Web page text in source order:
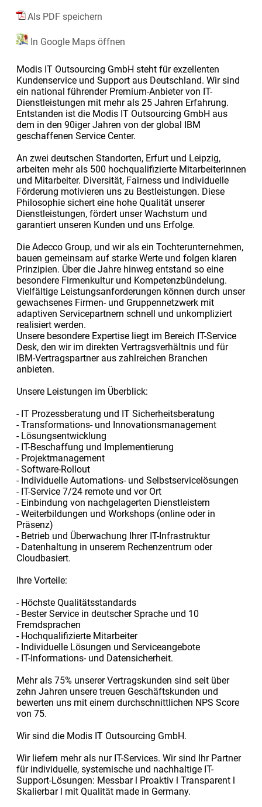
Als PDF speichern
In Google Maps öffnen
Modis IT Outsourcing GmbH steht für exzellenten
Kundenservice und Support aus Deutschland. Wir sind
ein national führender Premium-Anbieter von IT-
Dienstleistungen mit mehr als 25 Jahren Erfahrung.
Entstanden ist die Modis IT Outsourcing GmbH aus
dem in den 90iger Jahren von der global IBM
geschaffenen Service Center.
An zwei deutschen Standorten, Erfurt und Leipzig,
arbeiten mehr als 500 hochqualifizierte Mitarbeiterinnen
und Mitarbeiter. Diversität, Fairness und individuelle
Förderung motivieren uns zu Bestleistungen. Diese
Philosophie sichert eine hohe Qualität unserer
Dienstleistungen, fördert unser Wachstum und
garantiert unseren Kunden und uns Erfolge.
Die Adecco Group, und wir als ein Tochterunternehmen,
bauen gemeinsam auf starke Werte und folgen klaren
Prinzipien. Über die Jahre hinweg entstand so eine
besondere Firmenkultur und Kompetenzbündelung.
Vielfältige Leistungsanforderungen können durch unser
gewachsenes Firmen- und Gruppennetzwerk mit
adaptiven Servicepartnern schnell und unkompliziert
realisiert werden.
Unsere besondere Expertise liegt im Bereich IT-Service
Desk, den wir im direkten Vertragsverhältnis und für
IBM-Vertragspartner aus zahlreichen Branchen
anbieten.
Unsere Leistungen im Überblick:
- IT Prozessberatung und IT Sicherheitsberatung
- Transformations- und Innovationsmanagement
- Lösungsentwicklung
- IT-Beschaffung und Implementierung
- Projektmanagement
- Software-Rollout
- Individuelle Automations- und Selbstservicelösungen
- IT-Service 7/24 remote und vor Ort
- Einbindung von nachgelagerten Dienstleistern
- Weiterbildungen und Workshops (online oder in
Präsenz)
- Betrieb und Überwachung Ihrer IT-Infrastruktur
- Datenhaltung in unserem Rechenzentrum oder
Cloudbasiert.
Ihre Vorteile:
- Höchste Qualitätsstandards
- Bester Service in deutscher Sprache und 10
Fremdsprachen
- Hochqualifizierte Mitarbeiter
- Individuelle Lösungen und Serviceangebote
- IT-Informations- und Datensicherheit.
Mehr als 75% unserer Vertragskunden sind seit über
zehn Jahren unsere treuen Geschäftskunden und
bewerten uns mit einem durchschnittlichen NPS Score
von 75.
Wir sind die Modis IT Outsourcing GmbH.
Wir liefern mehr als nur IT-Services. Wir sind Ihr Partner
für individuelle, systemische und nachhaltige IT-
Support-Lösungen: Messbar l Proaktiv l Transparent l
Skalierbar l mit Qualität made in Germany.